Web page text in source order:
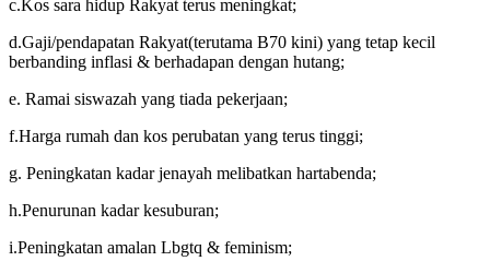
c.Kos sara hidup Rakyat terus meningkat;
d.Gaji/pendapatan Rakyat(terutama B70 kini) yang tetap kecil
berbanding inflasi & berhadapan dengan hutang;
e. Ramai siswazah yang tiada pekerjaan;
f.Harga rumah dan kos perubatan yang terus tinggi;
g. Peningkatan kadar jenayah melibatkan hartabenda;
h.Penurunan kadar kesuburan;
i.Peningkatan amalan Lbgtq & feminism;